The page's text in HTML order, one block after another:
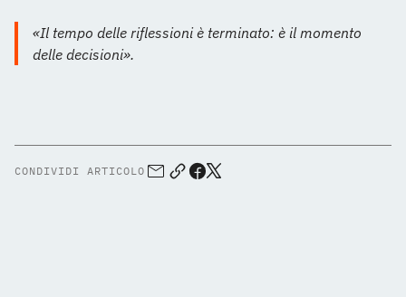
«Il tempo delle riflessioni è terminato: è il momento
delle decisioni».
CONDIVIDI ARTICOLO